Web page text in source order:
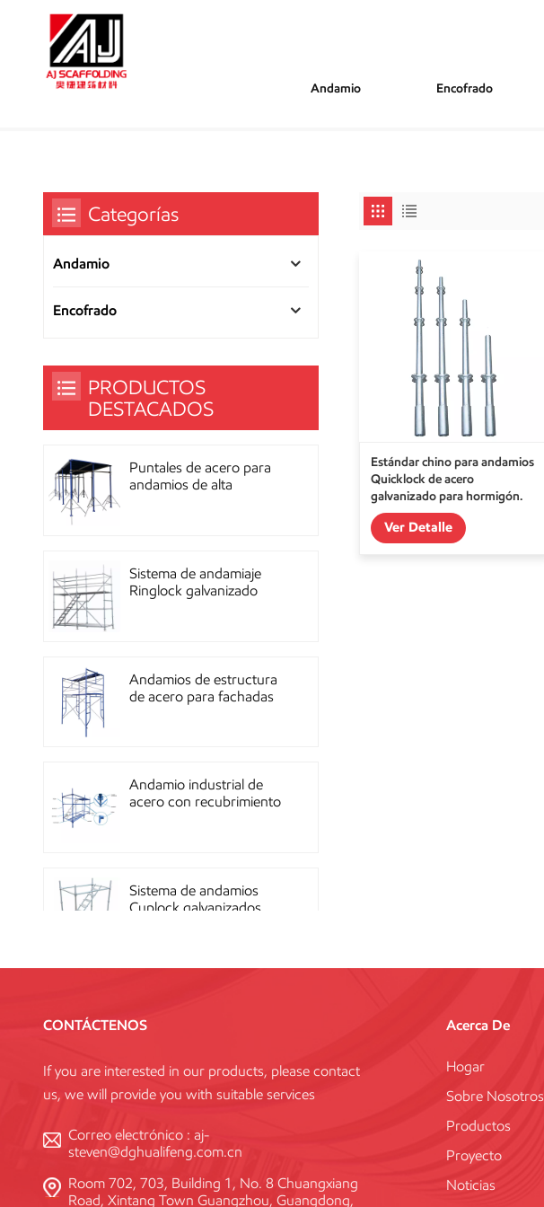
Andamio Encofrado
Estándar chino para andamios
Quicklock de acero
galvanizado para hormigón.
Ver Detalle
Categorías
Andamio
Encofrado
PRODUCTOS
DESTACADOS
Puntales de acero para
andamios de alta
Sistema de andamiaje
Ringlock galvanizado
Andamios de estructura
de acero para fachadas
Andamio industrial de
acero con recubrimiento
Sistema de andamios
Cuplock galvanizados
en polvo para la
Andamio Layher Ring
resistencia Q345
estándar
CONTÁCTENOS
If you are interested in our products, please contact
us, we will provide you with suitable services
Correo electrónico : aj-
steven@dghualifeng.com.cn
Room 702, 703, Building 1, No. 8 Chuangxiang
Road, Xintang Town Guangzhou, Guangdong,
Acerca De
Hogar
Sobre Nosotros
Productos
Proyecto
Noticias